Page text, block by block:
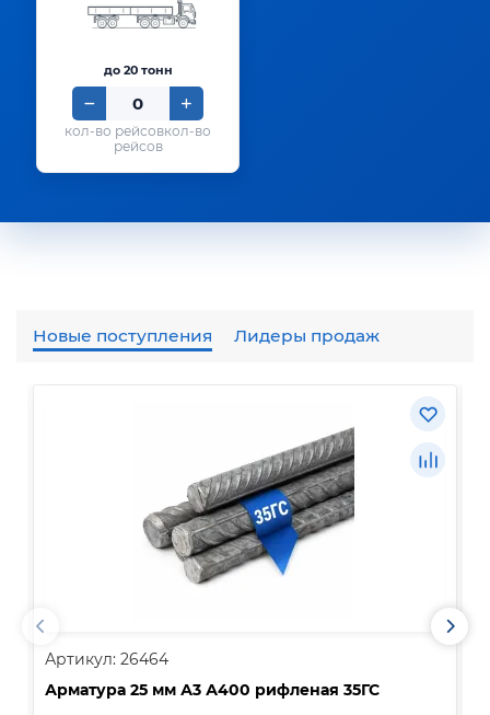
до 20 тонн
кол-во
рейсов
Новые поступления Лидеры продаж
Артикул: 26464
Арматура 25 мм А3 А400 рифленая 35ГС